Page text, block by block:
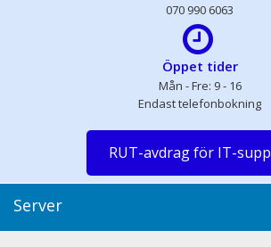
070 990 6063
Öppet tider
Mån - Fre: 9 - 16
Endast telefonbokning
RUT-avdrag för IT-
Server